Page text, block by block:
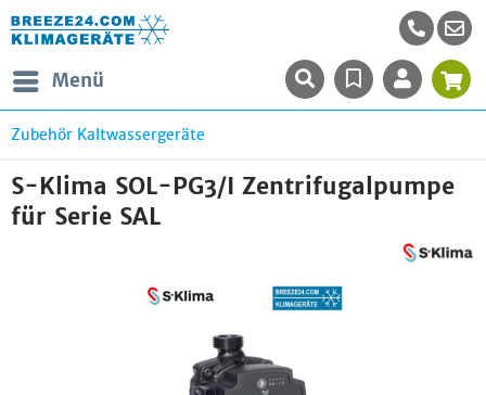
Menü
Zubehör Kaltwassergeräte
S-Klima SOL-PG3/I Zentrifugalpumpe
für Serie SAL